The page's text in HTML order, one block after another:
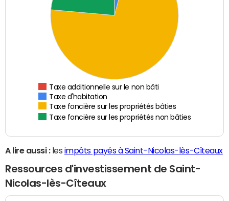
Taxe additionnelle sur le non bâti
Taxe d'habitation
Taxe foncière sur les propriétés bâties
Taxe foncière sur les propriétés non bâties
A lire aussi :les impôts payés à Saint-Nicolas-lès-Cîteaux
Ressources d'investissement de Saint-
Nicolas-lès-Cîteaux